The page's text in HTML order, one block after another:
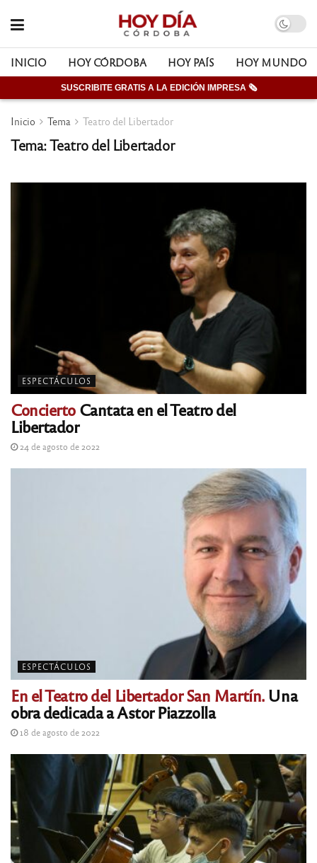
INICIO HOY CÓRDOBA HOY PAÍS HOY MUNDO
SUSCRIBITE GRATIS A LA EDICIÓN IMPRESA 🗞
Inicio Tema Teatro del Libertador
Tema: Teatro del Libertador
ESPECTÁCULOS
Concierto Cantata en el Teatro del
Libertador
24 de agosto de 2022
ESPECTÁCULOS
En el Teatro del Libertador San Martín.Una
obra dedicada a Astor Piazzolla
18 de agosto de 2022